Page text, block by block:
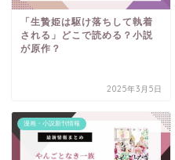
「生贄姫は駆け落ちして執着
される」どこで読める？小説
が原作？
2025年3月5日
漫画・小説新刊情報